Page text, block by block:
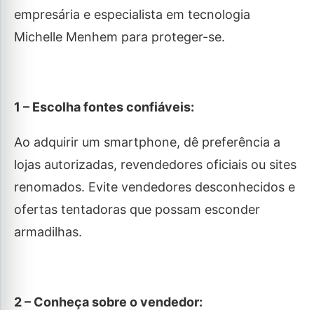
empresária e especialista em tecnologia
Michelle Menhem para proteger-se.
1 – Escolha fontes confiáveis:
Ao adquirir um smartphone, dê preferência a
lojas autorizadas, revendedores oficiais ou sites
renomados. Evite vendedores desconhecidos e
ofertas tentadoras que possam esconder
armadilhas.
2 – Conheça sobre o vendedor: